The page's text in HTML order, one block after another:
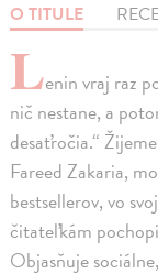
O TITULE
Lenin vraj raz
nič nestane, a
desaťročia.“
Fareed Zakaria,
bestsellerov, vo
čitateľkám
Objasňuje